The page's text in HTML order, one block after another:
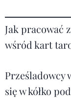
Jak pracować
wśród kart
Prześladowcy
się w kółko